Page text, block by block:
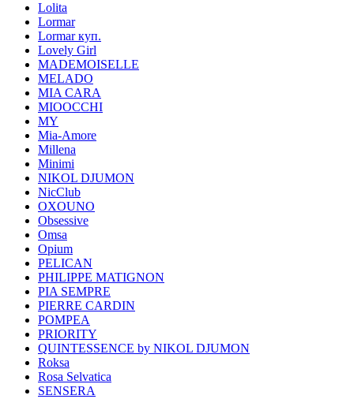
Lolita
Lormar
Lormar куп.
Lovely Girl
MADEMOISELLE
MELADO
MIA CARA
MIOOCCHI
MY
Mia-Amore
Millena
Minimi
NIKOL DJUMON
NicClub
OXOUNO
Obsessive
Omsa
Opium
PELICAN
PHILIPPE MATIGNON
PIA SEMPRE
PIERRE CARDIN
POMPEA
PRIORITY
QUINTESSENCE by NIKOL DJUMON
Roksa
Rosa Selvatica
SENSERA